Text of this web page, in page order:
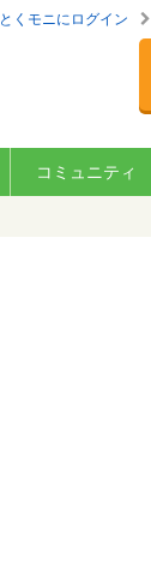
とくモニにログイン
コミュニティ